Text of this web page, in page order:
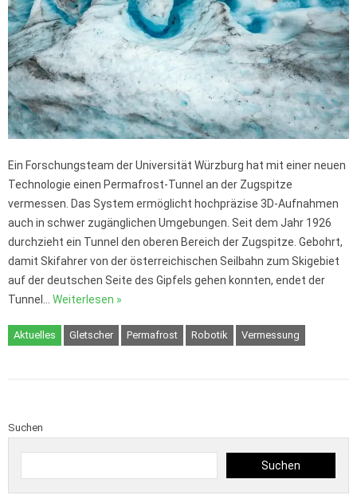
Ein Forschungsteam der Universität Würzburg hat mit einer neuen
Technologie einen Permafrost-Tunnel an der Zugspitze
vermessen. Das System ermöglicht hochpräzise 3D-Aufnahmen
auch in schwer zugänglichen Umgebungen. Seit dem Jahr 1926
durchzieht ein Tunnel den oberen Bereich der Zugspitze. Gebohrt,
damit Skifahrer von der österreichischen Seilbahn zum Skigebiet
auf der deutschen Seite des Gipfels gehen konnten, endet der
Tunnel… Weiterlesen »
Aktuelles Gletscher Permafrost Robotik Vermessung
Suchen
Suchen